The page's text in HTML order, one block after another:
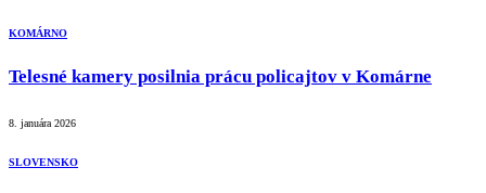
KOMÁRNO
Telesné kamery posilnia prácu policajtov v Komárne
8. januára 2026
SLOVENSKO